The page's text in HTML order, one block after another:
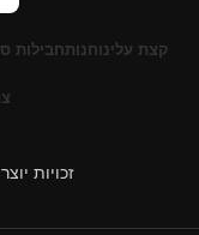
קצת עלינוחנותחבילות
זכויות יוצרים © 2026 כל